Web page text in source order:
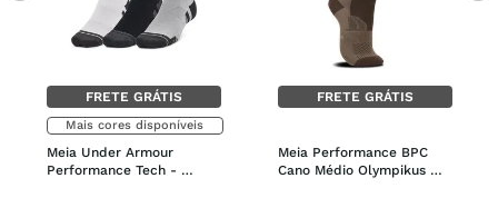
FRETE GRÁTIS
Mais cores disponíveis
Meia Under Armour
Performance Tech -
FRETE GRÁTIS
Meia Performance BPC
Cano Médio Olympikus